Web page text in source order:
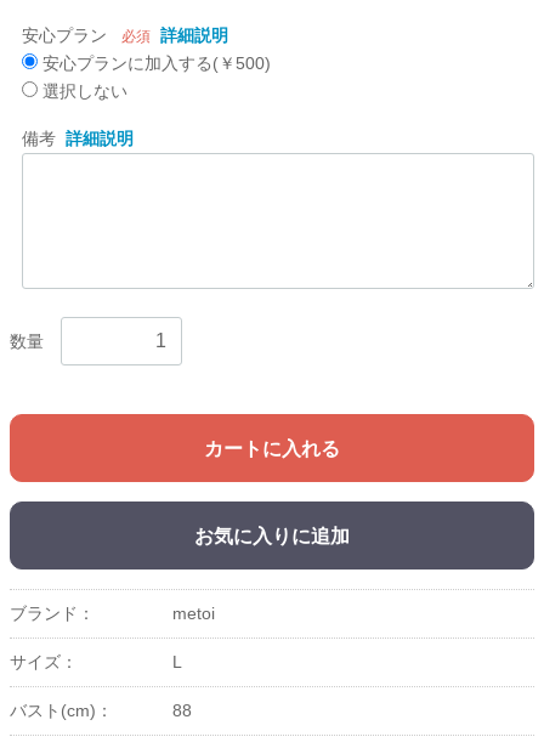
安心プラン 必須 詳細説明
安心プランに加入する(￥500)
選択しない
備考 詳細説明
数量
カートに入れる
お気に入りに追加
ブランド： metoi
サイズ： L
バスト(cm)： 88